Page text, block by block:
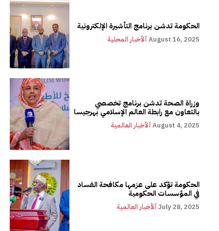
الحكومة تدشن برنامج التأشيرة الإلكترونية
ألأخبار المحلية August 16, 2025
وزراة الصحة تدشن برنامج تخصصي
بالتعاون مع رابطة العالم الإسلامي بهرجيسا
ألأخبار العالمية August 4, 2025
الحكومة تؤكد على عزمها مكافحة الفساد
في المؤسسات الحكومية
ألأخبار العالمية July 28, 2025